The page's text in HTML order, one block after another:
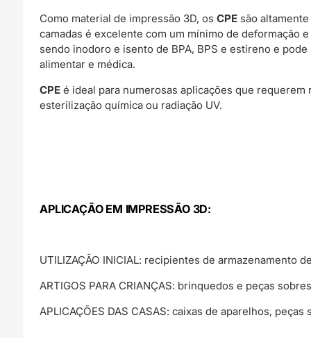
Como material de impressão 3D, osCPE são
camadas é excelente com um mínimo de deformação
sendo inodoro e isento de BPA, BPS e estireno e
alimentar e médica.
CPE é ideal para numerosas aplicações que
esterilização química ou radiação UV.
APLICAÇÃO EM IMPRESSÃO 3D:
UTILIZAÇÃO INICIAL: recipientes de armazenamento
ARTIGOS PARA CRIANÇAS: brinquedos e peças
APLICAÇÕES DAS CASAS: caixas de aparelhos,